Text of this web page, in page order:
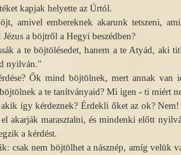
kapjak helyette az Úrtól.
amivel embereknek akarunk tetszeni,
a böjtről a Hegyi beszédben?
a te böjtölésedet, hanem a te Atyád, aki
nyilván."
Ők mind böjtölnek, mert annak van
a te tanítványaid? Mi igen - ti miért
így kérdeznek? Érdekli őket az ok? Nem!
akarják marasztalni, és mindenki előtt
a kérdést.
csak nem böjtölhet a násznép, amíg velük